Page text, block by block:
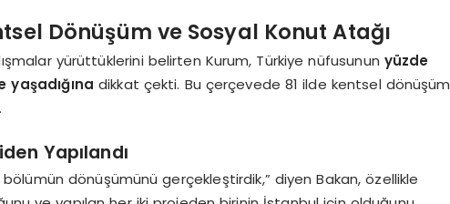
Dönüşüm ve Sosyal Konut Atağı
yürüttüklerini belirten Kurum, Türkiye nüfusunun yüzde
yaşadığına dikkat çekti. Bu çerçevede 81 ilde kentsel dönüşüm
Yapılandı
bölümün dönüşümünü gerçekleştirdik,” diyen Bakan, özellikle